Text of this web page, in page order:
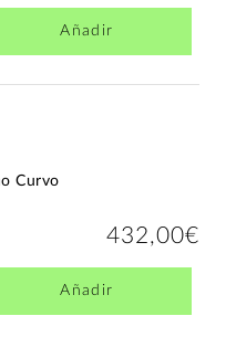
Añadir
Curvo
432,00€
Añadir